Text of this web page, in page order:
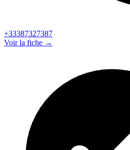
+33387327387
Voir la fiche →